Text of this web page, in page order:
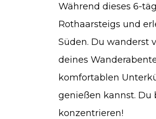
Während dieses 6-
Rothaarsteigs und
Süden. Du wanderst
deines
komfortablen
genießen kannst. Du
konzentrieren!